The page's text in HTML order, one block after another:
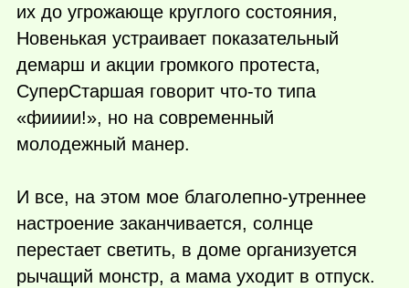
их до угрожающе круглого состояния,
Новенькая устраивает показательный
демарш и акции громкого протеста,
СуперСтаршая говорит что-то типа
«фииии!», но на современный
молодежный манер.
И все, на этом мое благолепно-утреннее
настроение заканчивается, солнце
перестает светить, в доме организуется
рычащий монстр, а мама уходит в отпуск.